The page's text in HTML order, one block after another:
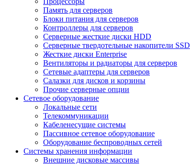
Память для серверов
Блоки питания для серверов
Контроллеры для серверов
Серверные жесткие диски HDD
Серверные твердотельные накопители SSD
Жесткие диски Enterprise
Вентиляторы и радиаторы для серверов
Сетевые адаптеры для серверов
Салазки для дисков и корзины
Прочие серверные опции
Сетевое оборудование
Локальные сети
Телекоммуникации
Кабеленесущие системы
Пассивное сетевое оборудование
Оборудование беспроводных сетей
Системы хранения информации
Внешние дисковые массивы